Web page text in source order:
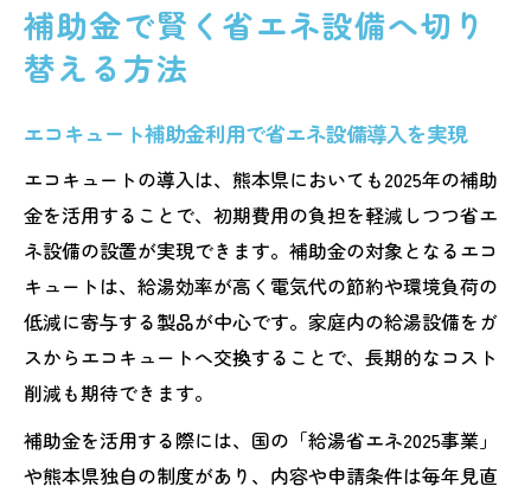
補助金で賢く省エネ設備へ切り
替える方法
エコキュート補助金利用で省エネ設備導入を実現
エコキュートの導入は、熊本県においても2025年の補助
金を活用することで、初期費用の負担を軽減しつつ省エ
ネ設備の設置が実現できます。補助金の対象となるエコ
キュートは、給湯効率が高く電気代の節約や環境負荷の
低減に寄与する製品が中心です。家庭内の給湯設備をガ
スからエコキュートへ交換することで、長期的なコスト
削減も期待できます。
補助金を活用する際には、国の「給湯省エネ2025事業」
や熊本県独自の制度があり、内容や申請条件は毎年見直